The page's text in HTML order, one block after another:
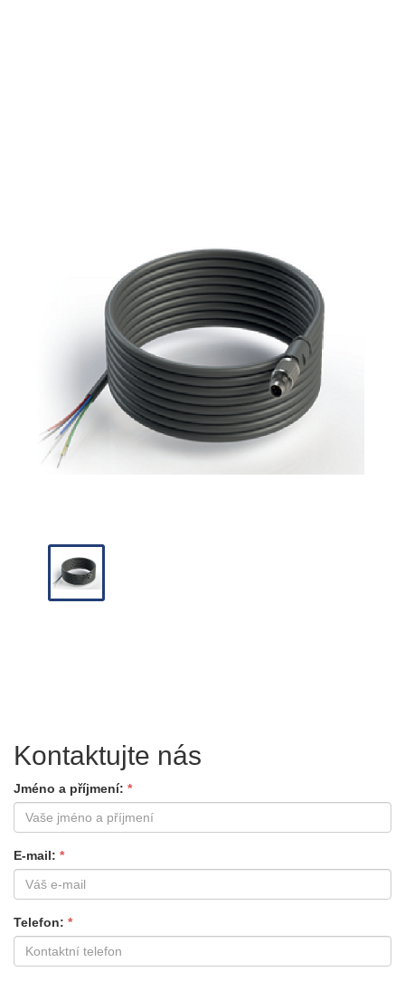
Kontaktujte nás
Jméno a příjmení
E-mail
Telefon